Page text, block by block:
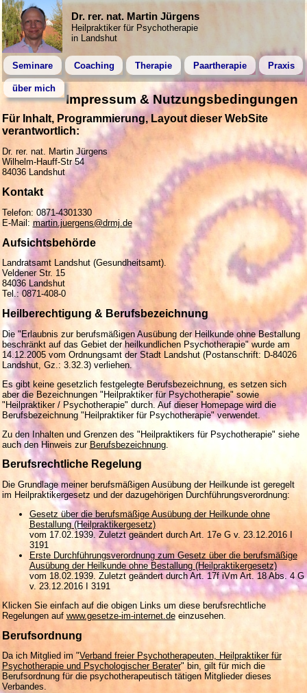
Dr. rer. nat. Martin Jürgens
Heilpraktiker für Psychotherapie
in Landshut
Seminare Coaching Therapie Paartherapie Praxis
über mich
Impressum & Nutzungsbedingungen
Für Inhalt, Programmierung, Layout dieser WebSite
verantwortlich:
Dr. rer. nat. Martin Jürgens
Wilhelm-Hauff-Str 54
84036 Landshut
Kontakt
Telefon: 0871-4301330
E-Mail: martin.juergens@drmj.de
Aufsichtsbehörde
Landratsamt Landshut (Gesundheitsamt).
Veldener Str. 15
84036 Landshut
Tel.: 0871-408-0
Heilberechtigung & Berufsbezeichnung
Die "Erlaubnis zur berufsmäßigen Ausübung der Heilkunde ohne Bestallung
beschränkt auf das Gebiet der heilkundlichen Psychotherapie" wurde am
14.12.2005 vom Ordnungsamt der Stadt Landshut (Postanschrift: D-84026
Landshut, Gz.: 3.32.3) verliehen.
Es gibt keine gesetzlich festgelegte Berufsbezeichnung, es setzen sich
aber die Bezeichnungen "Heilpraktiker für Psychotherapie" sowie
"Heilpraktiker / Psychotherapie" durch. Auf dieser Homepage wird die
Berufsbezeichnung "Heilpraktiker für Psychotherapie" verwendet.
Zu den Inhalten und Grenzen des "Heilpraktikers für Psychotherapie" siehe
auch den Hinweis zur Berufsbezeichnung.
Berufsrechtliche Regelung
Die Grundlage meiner berufsmäßigen Ausübung der Heilkunde ist geregelt
im Heilpraktikergesetz und der dazugehörigen Durchführungsverordnung:
Gesetz über die berufsmäßige Ausübung der Heilkunde ohne
Bestallung (Heilpraktikergesetz)
vom 17.02.1939. Zuletzt geändert durch Art. 17e G v. 23.12.2016 I
3191
Erste Durchführungsverordnung zum Gesetz über die berufsmäßige
Ausübung der Heilkunde ohne Bestallung (Heilpraktikergesetz)
vom 18.02.1939. Zuletzt geändert durch Art. 17f iVm Art. 18 Abs. 4 G
v. 23.12.2016 I 3191
Klicken Sie einfach auf die obigen Links um diese berufsrechtliche
Regelungen auf www.gesetze-im-internet.deeinzusehen.
Berufsordnung
Da ich Mitglied im "Verband freier Psychotherapeuten, Heilpraktiker für
Psychotherapie und Psychologischer Berater" bin, gilt für mich die
Berufsordnung für die psychotherapeutisch tätigen Mitglieder dieses
Verbandes.